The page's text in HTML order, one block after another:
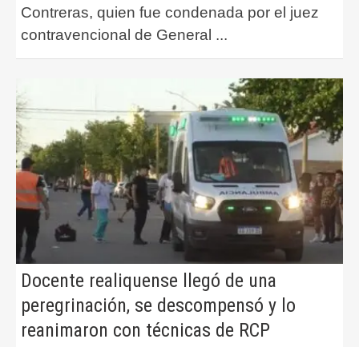
Contreras, quien fue condenada por el juez
contravencional de General ...
Docente realiquense llegó de una
peregrinación, se descompensó y lo
reanimaron con técnicas de RCP